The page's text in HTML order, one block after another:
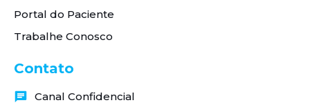
Portal do Paciente
Trabalhe Conosco
Contato
Canal Confidencial